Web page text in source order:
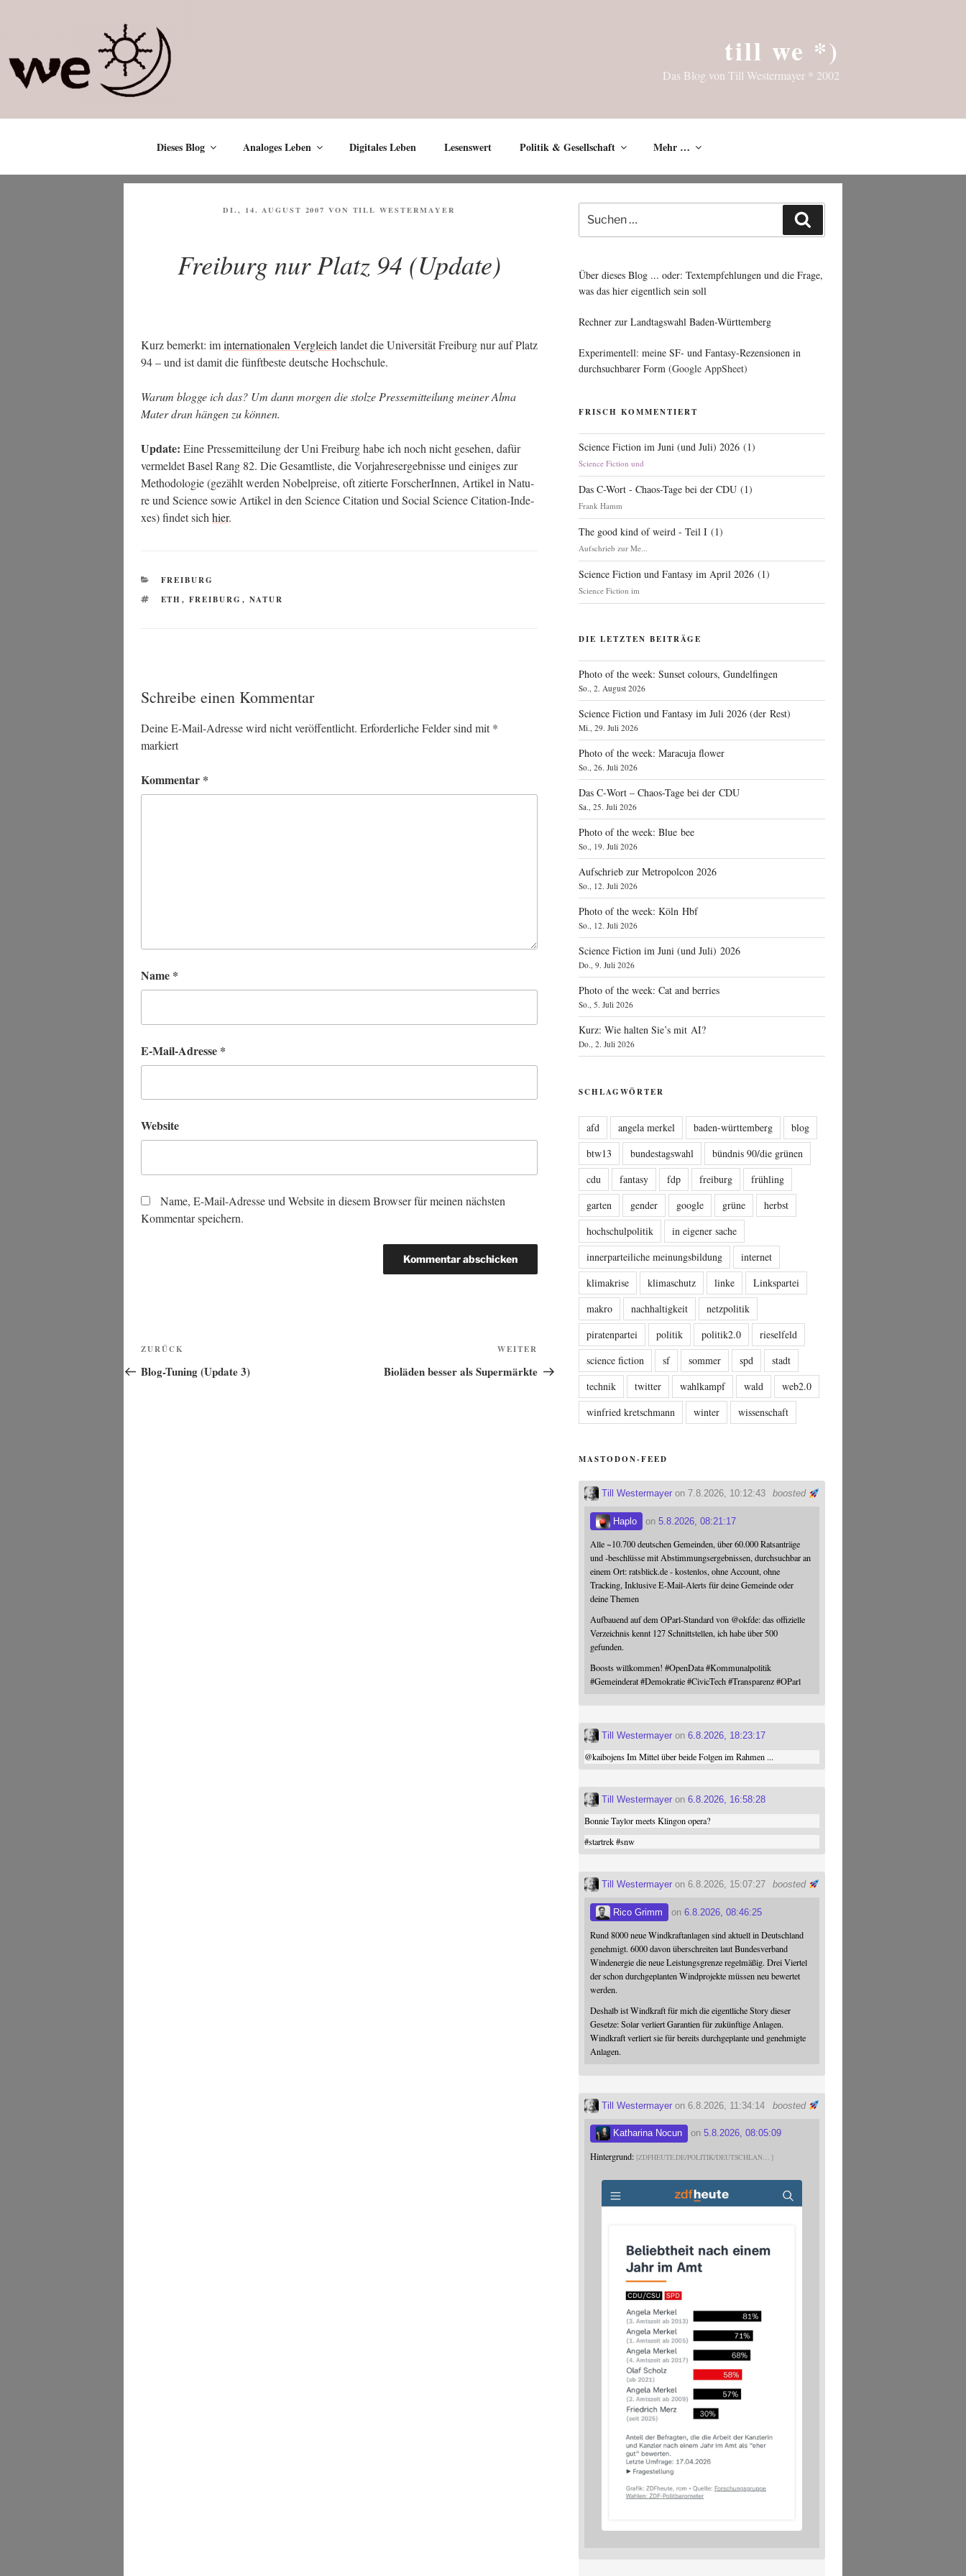
till we *)
Das Blog von Till Westermayer * 2002
Dieses Blog Analoges Leben Digitales Leben Lesenswert Politik & Gesellschaft Mehr …
VERÖFFENTLICHT
DI., 14. AUGUST 2007 VON TILL WESTERMAYER
Freiburg nur Platz 94 (Update)
Kurz bemerkt: iminter­na­tio­na­len Ver­gleich lan­det die Uni­ver­si­tät Frei­burg nur auf Platz
94 – und ist damit die fünft­bes­te deut­sche Hochschule.
War­um blog­ge ich das? Um dann mor­gen die stol­ze Pres­se­mit­tei­lung mei­ner Alma
Mater dran hän­gen zu können.
Update: Eine Pres­se­mit­tei­lung der Uni Frei­burg habe ich noch nicht gese­hen, dafür
ver­mel­det Basel Rang 82. Die Gesamt­lis­te, die Vor­jah­res­er­geb­nis­se und eini­ges zur
Metho­do­lo­gie (gezählt wer­den Nobel­prei­se, oft zitier­te For­sche­rIn­nen, Arti­kel in Natu­
re und Sci­ence sowie Arti­kel in den Sci­ence Cita­ti­on und Social Sci­ence Cita­ti­on-Inde­
xes) fin­det sich hier.
KATEGORIEN
FREIBURG
SCHLAGWÖRTER
ETH, FREIBURG , NATUR
Schreibe einen Kommentar
Deine E-Mail-Adresse wird nicht veröffentlicht. Erforderliche Felder sind mit*
markiert
Kommentar *
Name *
E-Mail-Adresse *
Website
Name, E-Mail-Adresse und Website in diesem Browser für meinen nächsten
Kommentar speichern.
Beitragsnavigation
Vorheriger
Beitrag
ZURÜCK
Blog-Tuning (Update 3)
Nächster
Beitrag
WEITER
Bioläden besser als Supermärkte
nach:
Über dieses Blog ... oder: Textempfehlungen und die Frage,
was das hier eigentlich sein soll
Rechner zur Landtagswahl Baden-Württemberg
Experimentell: meine SF- und Fantasy-Rezensionen in
durchsuchbarer Form (Google AppSheet)
FRISCH KOMMENTIERT
Science Fiction im Juni (und Juli) 2026 (1)
Science Fiction und
Das C-Wort - Chaos-Tage bei der CDU (1)
Frank Hamm
The good kind of weird - Teil I (1)
Aufschrieb zur Me...
Science Fiction und Fantasy im April 2026 (1)
Science Fiction im
DIE LETZTEN BEITRÄGE
Photo of the week: Sunset colours, Gundelfingen
So., 2. August 2026
Science Fiction und Fantasy im Juli 2026 (der Rest)
Mi., 29. Juli 2026
Photo of the week: Maracuja flower
So., 26. Juli 2026
Das C‑Wort – Chaos-Tage bei der CDU
Sa., 25. Juli 2026
Photo of the week: Blue bee
So., 19. Juli 2026
Aufschrieb zur Metropolcon 2026
So., 12. Juli 2026
Photo of the week: Köln Hbf
So., 12. Juli 2026
Science Fiction im Juni (und Juli) 2026
Do., 9. Juli 2026
Photo of the week: Cat and berries
So., 5. Juli 2026
Kurz: Wie halten Sie’s mit AI?
Do., 2. Juli 2026
SCHLAGWÖRTER
afd angela merkel baden-württemberg
blog
btw13
bundestagswahl
bündnis 90/die grünen
cdu
fantasy fdp freiburg
frühling
garten
gender google grüne
herbst
hochschulpolitik
in eigener sache
innerparteiliche meinungsbildung
internet
klimakrise
klimaschutz linke
Linkspartei
makro
nachhaltigkeit
netzpolitik
piratenpartei
politik politik2.0
rieselfeld
science fiction
sf sommer spd
stadt
technik
twitter wahlkampf wald
web2.0
winfried kretschmann
winter wissenschaft
MASTODON-FEED
boosted
Till Westermayer on 7.8.2026, 10:12:43
Haplo on5.8.2026, 08:21:17
Alle ~10.700 deutschen Gemeinden, über 60.000 Ratsanträge
und -beschlüsse mit Abstimmungsergebnissen, durchsuchbar an
einem Ort: ratsblick.de - kostenlos, ohne Account, ohne
Tracking, Inklusive E-Mail-Alerts für deine Gemeinde oder
deine Themen
Aufbauend auf dem OParl-Standard von @okfde: das offizielle
Verzeichnis kennt 127 Schnittstellen, ich habe über 500
gefunden.
Boosts willkommen!#OpenData #Kommunalpolitik
#Gemeinderat #Demokratie #CivicTech #Transparenz #OParl
Till Westermayer on6.8.2026, 18:23:17
@kaibojensIm Mittel über beide Folgen im Rahmen ...
Till Westermayer on6.8.2026, 16:58:28
Bonnie Taylor meets Klingon opera?
#startrek #snw
boosted
Till Westermayer on 6.8.2026, 15:07:27
Rico Grimm on6.8.2026, 08:46:25
Rund 8000 neue Windkraftanlagen sind aktuell in Deutschland
genehmigt. 6000 davon überschreiten laut Bundesverband
Windenergie die neue Leistungsgrenze regelmäßig. Drei Viertel
der schon durchgeplanten Windprojekte müssen neu bewertet
werden.
Deshalb ist Windkraft für mich die eigentliche Story dieser
Gesetze: Solar verliert Garantien für zukünftige Anlagen.
Windkraft verliert sie für bereits durchgeplante und genehmigte
Anlagen.
boosted
Till Westermayer on 6.8.2026, 11:34:14
Katharina Nocun on5.8.2026, 08:05:09
Hintergrund: ZDFHEUTE.DE/POLITIK/DEUTSCHLAN